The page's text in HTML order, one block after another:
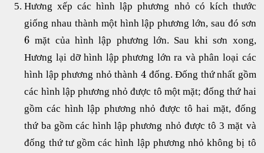
Hương xếp các hình lập phương nhỏ có kích thước
giống nhau thành một hình lập phương lớn, sau đó sơn
6 mặt của hình lập phương lớn. Sau khi sơn xong,
Hương lại dỡ hình lập phương lớn ra và phân loại các
hình lập phương nhỏ thành 4 đống. Đống thứ nhất gồm
các hình lập phương nhỏ được tô một mặt; đống thứ hai
gồm các hình lập phương nhỏ được tô hai mặt, đống
thứ ba gồm các hình lập phương nhỏ được tô 3 mặt và
đống thứ tư gồm các hình lập phương nhỏ không bị tô